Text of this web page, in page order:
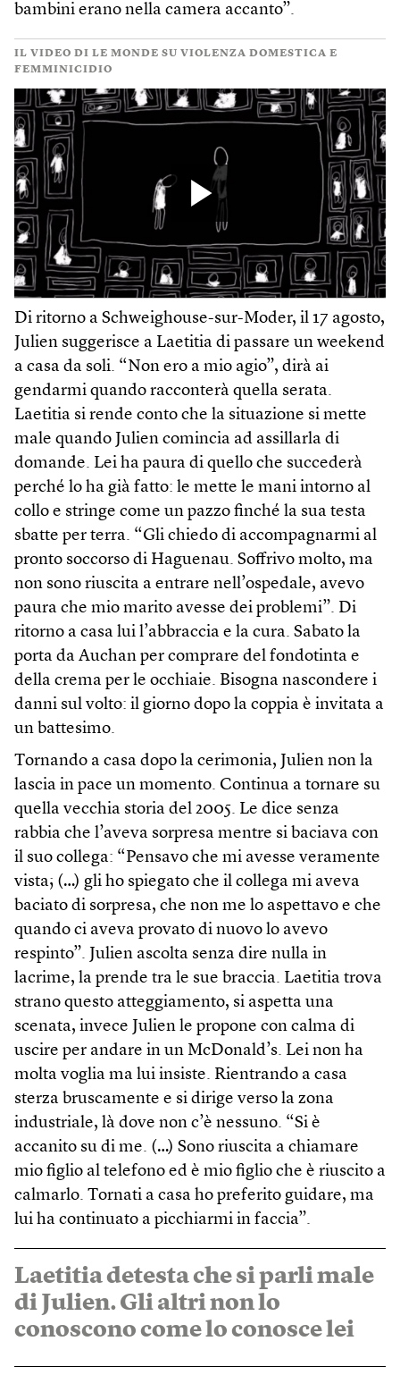
bambini erano nella camera accanto”.
IL VIDEO DI LE MONDE SU VIOLENZA DOMESTICA E
FEMMINICIDIO
Di ritorno a Schweighouse-sur-Moder, il 17 agosto,
Julien suggerisce a Laetitia di passare un weekend
a casa da soli. “Non ero a mio agio”, dirà ai
gendarmi quando racconterà quella serata.
Laetitia si rende conto che la situazione si mette
male quando Julien comincia ad assillarla di
domande. Lei ha paura di quello che succederà
perché lo ha già fatto: le mette le mani intorno al
collo e stringe come un pazzo finché la sua testa
sbatte per terra. “Gli chiedo di accompagnarmi al
pronto soccorso di Haguenau. Soffrivo molto, ma
non sono riuscita a entrare nell’ospedale, avevo
paura che mio marito avesse dei problemi”. Di
ritorno a casa lui l’abbraccia e la cura. Sabato la
porta da Auchan per comprare del fondotinta e
della crema per le occhiaie. Bisogna nascondere i
danni sul volto: il giorno dopo la coppia è invitata a
un battesimo.
Tornando a casa dopo la cerimonia, Julien non la
lascia in pace un momento. Continua a tornare su
quella vecchia storia del 2005. Le dice senza
rabbia che l’aveva sorpresa mentre si baciava con
il suo collega: “Pensavo che mi avesse veramente
vista; (…) gli ho spiegato che il collega mi aveva
baciato di sorpresa, che non me lo aspettavo e che
quando ci aveva provato di nuovo lo avevo
respinto”. Julien ascolta senza dire nulla in
lacrime, la prende tra le sue braccia. Laetitia trova
strano questo atteggiamento, si aspetta una
scenata, invece Julien le propone con calma di
uscire per andare in un McDonald’s. Lei non ha
molta voglia ma lui insiste. Rientrando a casa
sterza bruscamente e si dirige verso la zona
industriale, là dove non c’è nessuno. “Si è
accanito su di me. (…) Sono riuscita a chiamare
mio figlio al telefono ed è mio figlio che è riuscito a
calmarlo. Tornati a casa ho preferito guidare, ma
lui ha continuato a picchiarmi in faccia”.
Laetitia detesta che si parli male
di Julien. Gli altri non lo
conoscono come lo conosce lei